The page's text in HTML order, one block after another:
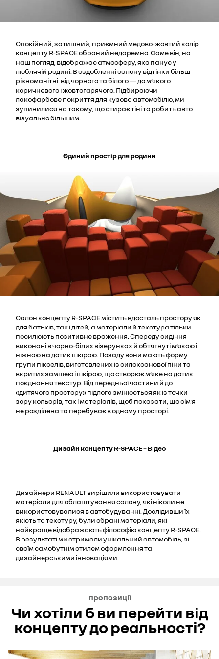
Спокійний, затишний, приємний медово-жовтий колір
концепту R-SPACE обраний недаремно. Саме він, на
наш погляд, відображає атмосферу, яка панує у
люблячій родині. В оздобленні салону відтінки більш
різноманітні: від чорного та білого — до м’якого
коричневого і жовтогарячого. Підбираючи
лакофарбове покриття для кузова автомобілю, ми
зупинилися на такому, що стирає тіні та робить авто
візуально більшим.
Єдиний простір для родини
Салон концепту R-SPACE містить вдосталь простору як
для батьків, так і дітей, а матеріали й текстура тільки
посилюють позитивне враження. Спереду сидіння
виконані в чорно-білих візерунках й обтягнуті м’якою і
ніжною на дотик шкірою. Позаду вони мають форму
групи пікселів, виготовлених із силоксанової піни та
вкритих замшею і шкірою, що створює м’яке на дотик
поєднання текстур. Від передньої частини й до
«дитячого простору» підлога змінюється як із точки
зору кольорів, так і матеріалів, щоб показати, що сім'я
не розділена та перебуває в одному просторі.
Дизайн концепту R-SPACE – Відео
Дизайнери RENAULT вирішили використовувати
матеріали для облаштування салону, які ніколи не
використовувалися в автобудуванні. Дослідивши їх
якість та текстуру, були обрані матеріали, які
найкраще відображають філософію концепту R-SPACE.
В результаті ми отримали унікальний автомобіль, зі
своїм самобутнім стилем оформлення та
дизайнерськими інноваціями.
пропозиції
Чи хотіли б ви перейти від
концепту до реальності?